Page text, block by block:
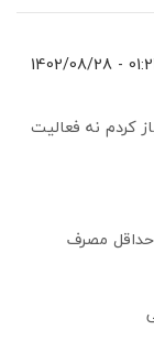
01:24 -
باز کردم نه فعالیت
حداقل مصرف